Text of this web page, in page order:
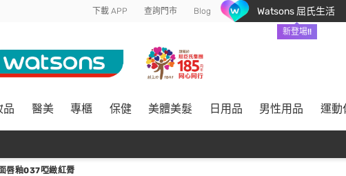
下載 APP 查詢門市 Blog Watsons 屈氏生活
新登場!!
品 醫美 專櫃 保健 美體美髮 日用品 男性用品 運動
唇釉037啞緻紅脣